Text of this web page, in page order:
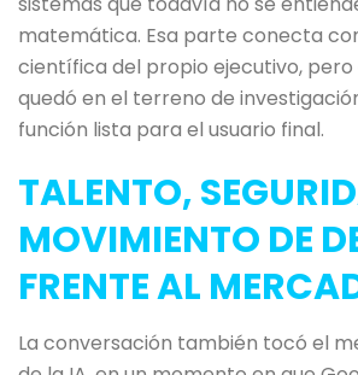
matemática. Esa parte conecta
científica del propio ejecutivo,
quedó en el terreno de
función lista para el usuario final.
TALENTO,
MOVIMIENTO DE
FRENTE AL
La conversación también tocó el